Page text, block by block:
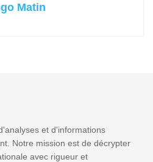
Matin
et d'informations
Notre mission est de décrypter
avec rigueur et